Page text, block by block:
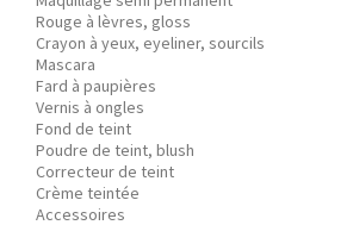
Rouge à lèvres, gloss
Crayon à yeux, eyeliner, sourcils
Mascara
Fard à paupières
Vernis à ongles
Fond de teint
Poudre de teint, blush
Correcteur de teint
Crème teintée
Accessoires